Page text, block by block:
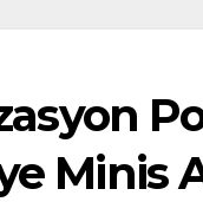
Minis